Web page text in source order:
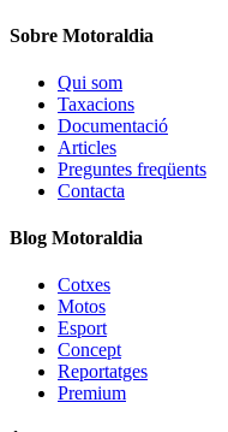
Sobre Motoraldia
Qui som
Taxacions
Documentació
Articles
Preguntes freqüents
Contacta
Blog Motoraldia
Cotxes
Motos
Esport
Concept
Reportatges
Premium